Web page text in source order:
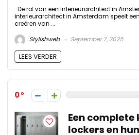
De rol van een interieurarchitect in
interieurarchitect in Amsterdam speelt
creëren van ...
Stylishweb
September 7, 2025
LEES VERDER
0
Een complete
lockers en hun